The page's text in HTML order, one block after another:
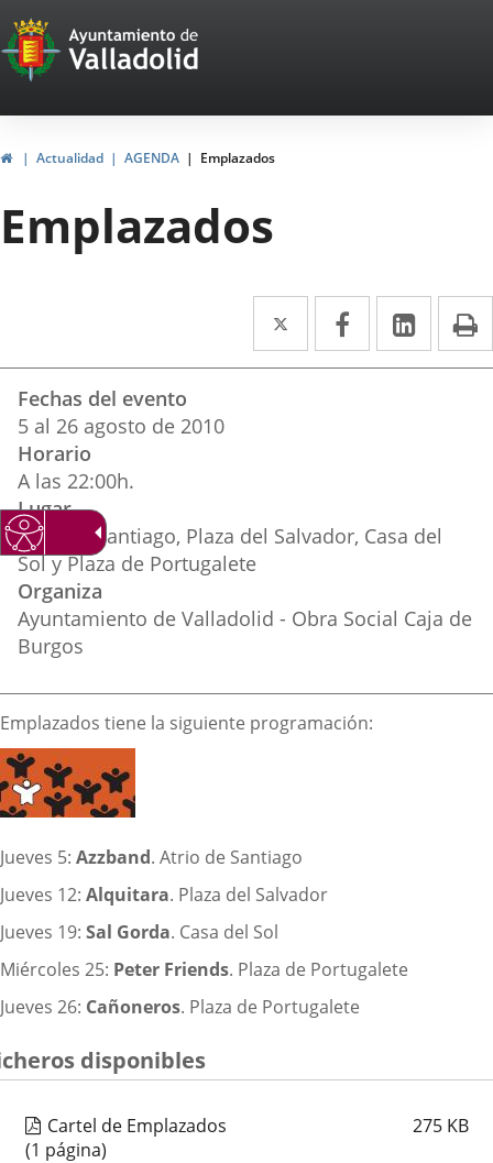
Portal
Web
del
Ayuntamiento
de
Valladolid
InicioActualidad AGENDA Emplazados
Emplazados
Twitter
Enlace
a
Facebook
Enlace
a
Enlace
a
del
evento
Fechas del evento
5 al 26 agosto de 2010
Horario
A las 22:00h.
Lugar
Atrio de Santiago, Plaza del Salvador, Casa del
Sol y Plaza de Portugalete
Organiza
Ayuntamiento de Valladolid - Obra Social Caja de
Burgos
Descripción
Emplazados tiene la siguiente programación:
Jueves 5: Azzband. Atrio de Santiago
Jueves 12: Alquitara. Plaza del Salvador
Jueves 19: Sal Gorda. Casa del Sol
Miércoles 25: Peter Friends. Plaza de Portugalete
Jueves 26: Cañoneros. Plaza de Portugalete
disponibles
Cartel de Emplazados 275 KB
(1 página)